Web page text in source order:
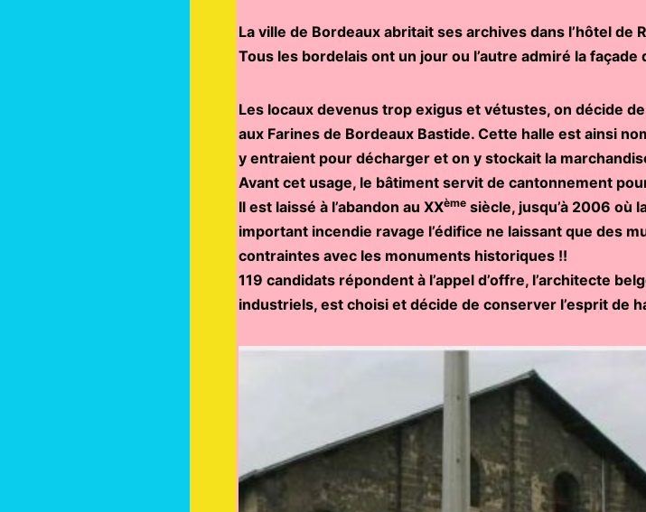
La ville de Bordeaux abritait ses archives dans l’hôtel
Tous les bordelais ont un jour ou l’autre admiré la
Les locaux devenus trop exigus et vétustes, on décide
aux Farines de Bordeaux Bastide. Cette halle est ainsi
y entraient pour décharger et on y stockait la
Avant cet usage, le bâtiment servit de cantonnement
Il est laissé à l’abandon au XXème siècle, jusqu’à 2006 où
important incendie ravage l’édifice ne laissant que des
contraintes avec les monuments historiques !!
119 candidats répondent à l’appel d’offre, l’architecte
industriels, est choisi et décide de conserver l’esprit de